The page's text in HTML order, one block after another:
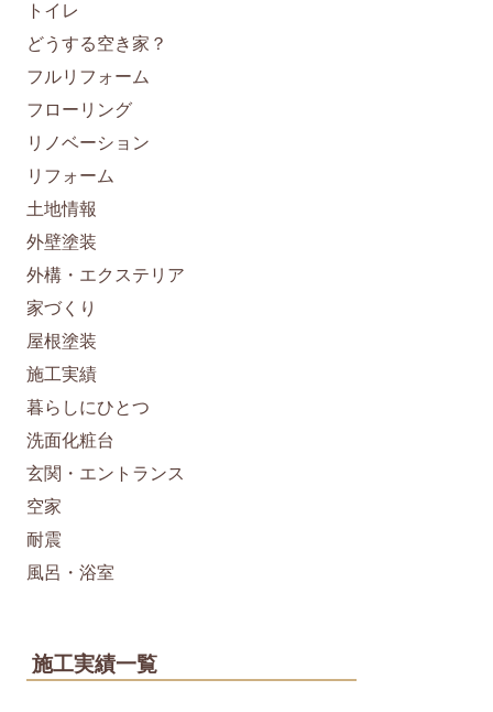
トイレ
どうする空き家？
フルリフォーム
フローリング
リノベーション
リフォーム
土地情報
外壁塗装
外構・エクステリア
家づくり
屋根塗装
施工実績
暮らしにひとつ
洗面化粧台
玄関・エントランス
空家
耐震
風呂・浴室
施工実績一覧